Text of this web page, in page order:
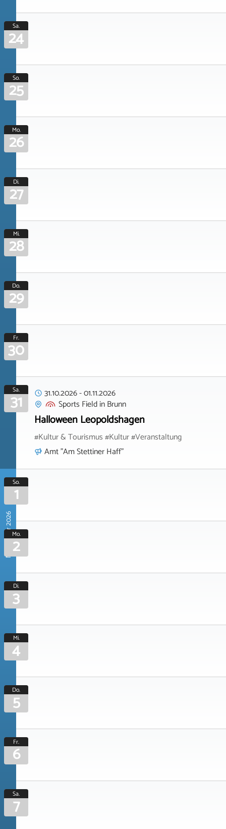
Sa.
24
So.
25
Mo.
26
Di.
27
Mi.
28
Do.
29
Fr.
30
Sa.
31 31.10.2026-01.11.2026
Sports FieldinBrunn
Halloween Leopoldshagen
#Kultur & Tourismus #Kultur #Veranstaltung
Amt "Am Stettiner Haff"
November 2026
So.
1
Mo.
2
Di.
3
Mi.
4
Do.
5
Fr.
6
Sa.
7